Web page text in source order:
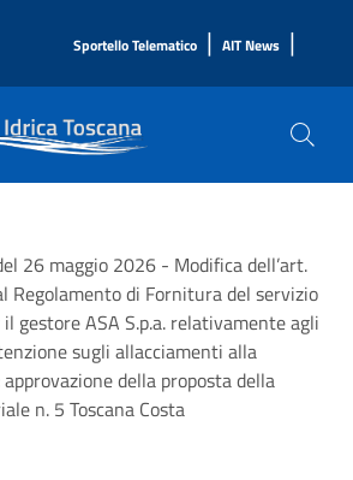
Sportello Telematico | AIT News |
26 maggio 2026 - Modifica dell’art.
Regolamento di Fornitura del servizio
gestore ASA S.p.a. relativamente agli
sugli allacciamenti alla
della proposta della
n. 5 Toscana Costa